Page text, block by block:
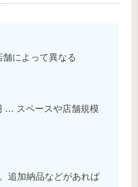
によって異なる
… スペースや店舗規模
追加納品などがあれば